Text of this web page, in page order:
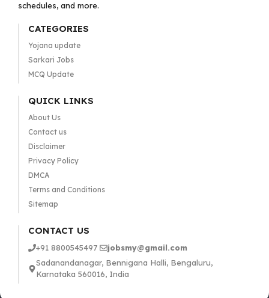
schedules, and more.
CATEGORIES
Yojana update
Sarkari Jobs
MCQ Update
QUICK LINKS
About Us
Contact us
Disclaimer
Privacy Policy
DMCA
Terms and Conditions
Sitemap
CONTACT US
+91 8800545497
jobsmy@gmail.com
Sadanandanagar, Bennigana Halli, Bengaluru,
Karnataka 560016, India